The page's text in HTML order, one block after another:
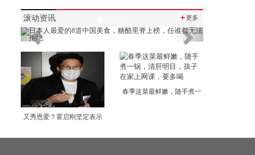
滚动资讯 ＋更多
Previous Next
又秀恩爱？霍启刚坚定表示
春季这菜最鲜嫩，随手煮一